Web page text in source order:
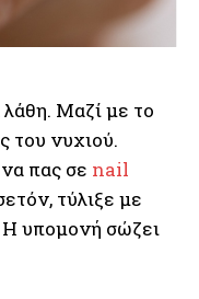
Μαζί με το
του νυχιού.
πας σε nail
τύλιξε με
Η υπομονή σώζει